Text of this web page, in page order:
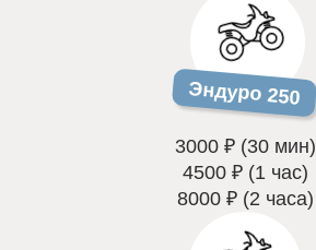
3000 ₽ (30 мин)
4500 ₽ (1 час)
8000 ₽ (2 часа)
Эндуро 250